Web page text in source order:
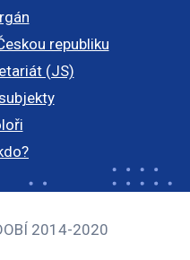
republiku
(JS)
2014-2020